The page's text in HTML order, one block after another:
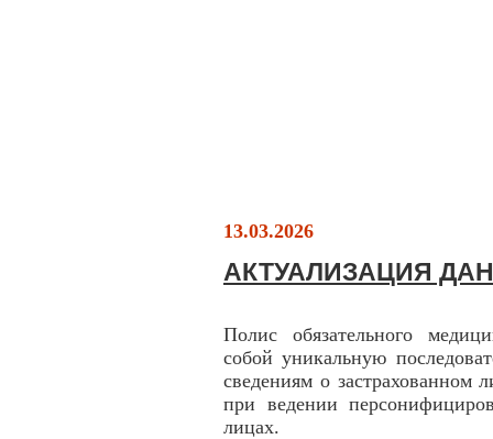
13.03.2026
АКТУАЛИЗАЦИЯ
Полис обязательного
собой уникальную
сведениям о застрахованном
при ведении
лицах.